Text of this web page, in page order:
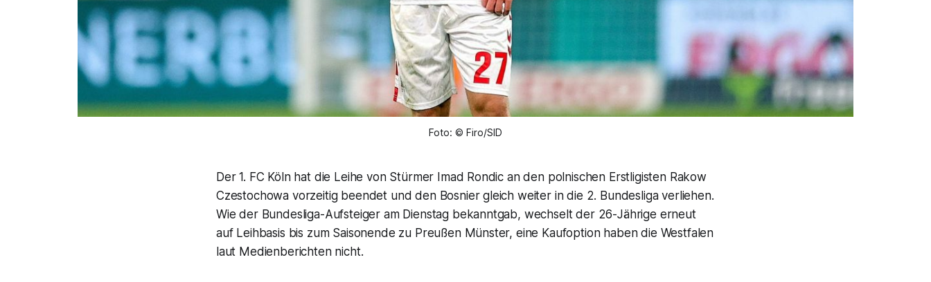
Foto: © Firo/SID
Der 1. FC Köln hat die Leihe von Stürmer Imad Rondic an den polnischen Erstligisten Rakow
Czestochowa vorzeitig beendet und den Bosnier gleich weiter in die 2. Bundesliga verliehen.
Wie der Bundesliga-Aufsteiger am Dienstag bekanntgab, wechselt der 26-Jährige erneut
auf Leihbasis bis zum Saisonende zu Preußen Münster, eine Kaufoption haben die Westfalen
laut Medienberichten nicht.